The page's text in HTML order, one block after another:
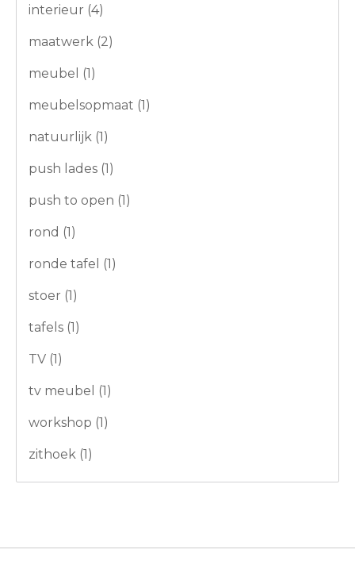
interieur (4)
maatwerk (2)
meubel (1)
meubelsopmaat (1)
natuurlijk (1)
push lades (1)
push to open (1)
rond (1)
ronde tafel (1)
stoer (1)
tafels (1)
TV (1)
tv meubel (1)
workshop (1)
zithoek (1)